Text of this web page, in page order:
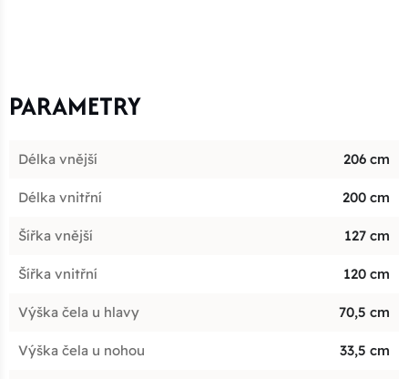
PARAMETRY
Délka vnější 206 cm
Délka vnitřní 200 cm
Šířka vnější 127 cm
Šířka vnitřní 120 cm
Výška čela u hlavy 70,5 cm
Výška čela u nohou 33,5 cm